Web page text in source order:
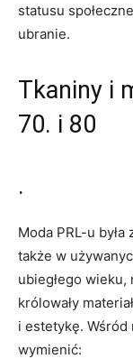
statusu
ubranie.
Tkaniny i
70. i 80
.
Moda PRL-u
także w
ubiegłego
królowały
i estetykę.
wymienić: